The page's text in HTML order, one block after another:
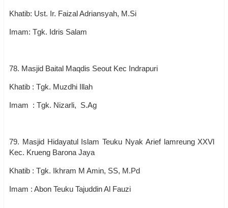
Khatib: Ust. Ir. Faizal Adriansyah, M.Si
Imam: Tgk. Idris Salam
78. Masjid Baital Maqdis Seout Kec Indrapuri
Khatib : Tgk. Muzdhi Illah
Imam : Tgk. Nizarli, S.Ag
79. Masjid Hidayatul Islam Teuku Nyak Arief lamreung XXVl
Kec. Krueng Barona Jaya
Khatib : Tgk. Ikhram M Amin, SS, M.Pd
Imam : Abon Teuku Tajuddin Al Fauzi